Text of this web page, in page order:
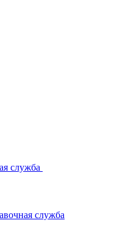
служба
служба